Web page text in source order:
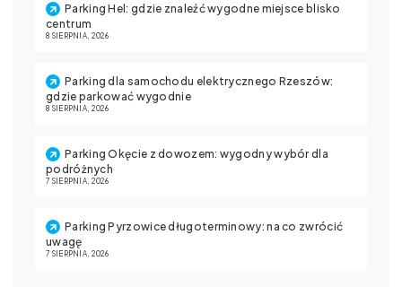
Parking Hel: gdzie znaleźć wygodne miejsce blisko
centrum
8 SIERPNIA, 2026
Parking dla samochodu elektrycznego Rzeszów:
gdzie parkować wygodnie
8 SIERPNIA, 2026
Parking Okęcie z dowozem: wygodny wybór dla
podróżnych
7 SIERPNIA, 2026
Parking Pyrzowice długoterminowy: na co zwrócić
uwagę
7 SIERPNIA, 2026